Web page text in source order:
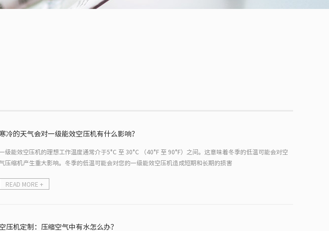
冷的天气会对一级能效空压机有什么影响？
级能效空压机的理想工作温度通常介于5°C 至 30°C （40°F 至 90°F）之间。这意味着冬季的低温可能会对空
压缩机产生重大影响。冬季的低温可能会对您的一级能效空压机造成短期和长期的损害
READ MORE +
空压机定制：压缩空气中有水怎么办？